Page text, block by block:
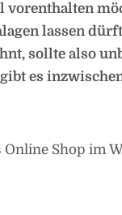
vorenthalten
lassen
sollte also
gibt es
Online Shop im